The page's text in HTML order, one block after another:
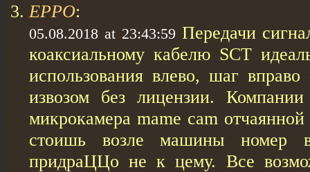
EPPO:
05.08.2018 at 23:43:59 Передачи
коаксиальному кабелю SCT
использования влево, шаг
извозом без лицензии.
микрокамера mame cam
стоишь возле машины номер
придраЦЦо не к цему. Все